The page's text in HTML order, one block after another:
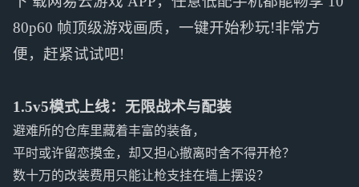
80p60 帧顶级游戏画质，一键开始秒玩!非常方
便，赶紧试试吧!
1.5v5模式上线：无限战术与配装
避难所的仓库里藏着丰富的装备，
平时或许留恋摸金，却又担心撤离时舍不得开枪？
数十万的改装费用只能让枪支挂在墙上摆设？